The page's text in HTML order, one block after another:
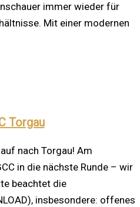
immer wieder für
Mit einer modernen
Torgau
nach Torgau! Am
in die nächste Runde – wir
beachtet die
insbesondere: offenes